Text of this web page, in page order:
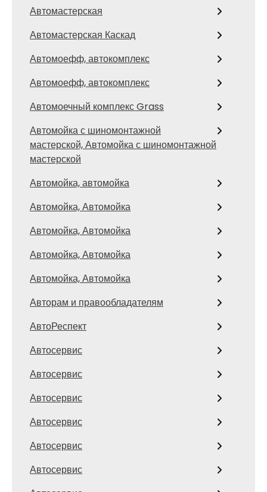
Автомастерская
Автомастерская Каскад
Автомоефф, автокомплекс
Автомоефф, автокомплекс
Автомоечный комплекс Grass
Автомойка с шиномонтажной
мастерской, Автомойка с шиномонтажной
мастерской
Автомойка, автомойка
Автомойка, Автомойка
Автомойка, Автомойка
Автомойка, Автомойка
Автомойка, Автомойка
Авторам и правообладателям
АвтоРеспект
Автосервис
Автосервис
Автосервис
Автосервис
Автосервис
Автосервис